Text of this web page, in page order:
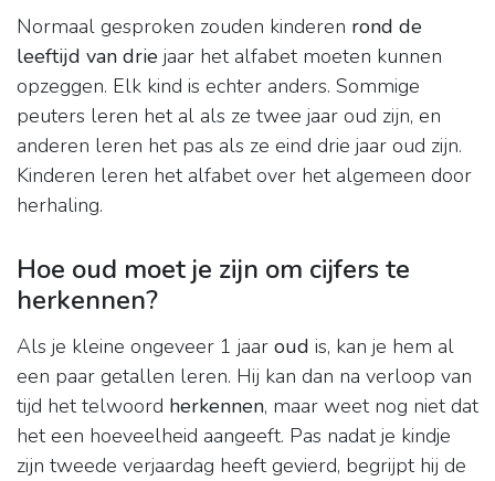
Normaal gesproken zouden kinderen rond de
leeftijd van drie jaar het alfabet moeten kunnen
opzeggen. Elk kind is echter anders. Sommige
peuters leren het al als ze twee jaar oud zijn, en
anderen leren het pas als ze eind drie jaar oud zijn.
Kinderen leren het alfabet over het algemeen door
herhaling.
Hoe oud moet je zijn om cijfers te
herkennen?
Als je kleine ongeveer 1 jaar oud is, kan je hem al
een paar getallen leren. Hij kan dan na verloop van
tijd het telwoord herkennen, maar weet nog niet dat
het een hoeveelheid aangeeft. Pas nadat je kindje
zijn tweede verjaardag heeft gevierd, begrijpt hij de